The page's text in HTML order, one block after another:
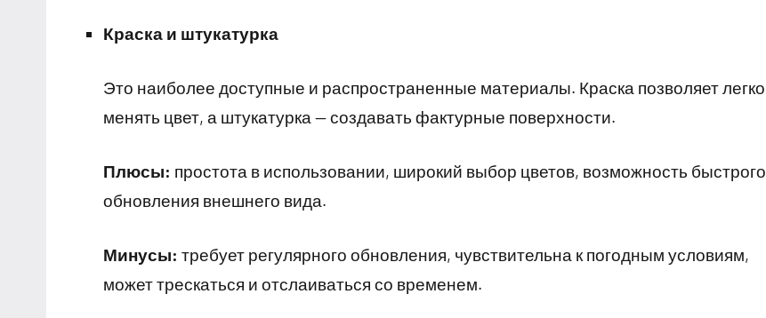
Краска и штукатурка
Это наиболее доступные и распространенные материалы. Краска позволяет легко
менять цвет, а штукатурка — создавать фактурные поверхности.
Плюсы: простота в использовании, широкий выбор цветов, возможность быстрого
обновления внешнего вида.
Минусы: требует регулярного обновления, чувствительна к погодным условиям,
может трескаться и отслаиваться со временем.